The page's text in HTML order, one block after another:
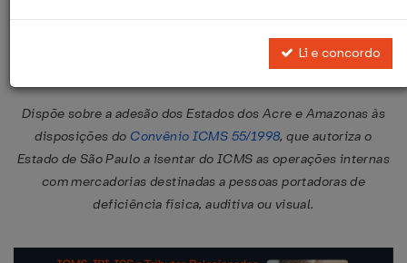
Dispõe sobre a adesão dos Estados dos Acre e Amazonas às
disposições do Convênio ICMS 55/1998, que autoriza o
Estado de São Paulo a isentar do ICMS as operações internas
com mercadorias destinadas a pessoas portadoras de
deficiência física, auditiva ou visual.
Li e concordo